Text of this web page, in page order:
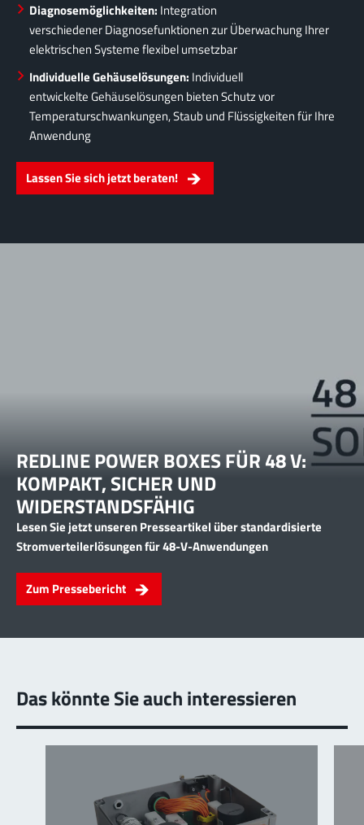
Diagnosemöglichkeiten: Integration
verschiedener Diagnosefunktionen zur Überwachung Ihrer
elektrischen Systeme flexibel umsetzbar
Individuelle Gehäuselösungen: Individuell
entwickelte Gehäuselösungen bieten Schutz vor
Temperaturschwankungen, Staub und Flüssigkeiten für Ihre
Anwendung
Lassen Sie sich jetzt beraten!
REDLINE POWER BOXES FÜR 48 V:
KOMPAKT, SICHER UND
WIDERSTANDSFÄHIG
Lesen Sie jetzt unseren Presseartikel über standardisierte
Stromverteilerlösungen für 48-V-Anwendungen
Zum Pressebericht
Das könnte Sie auch interessieren